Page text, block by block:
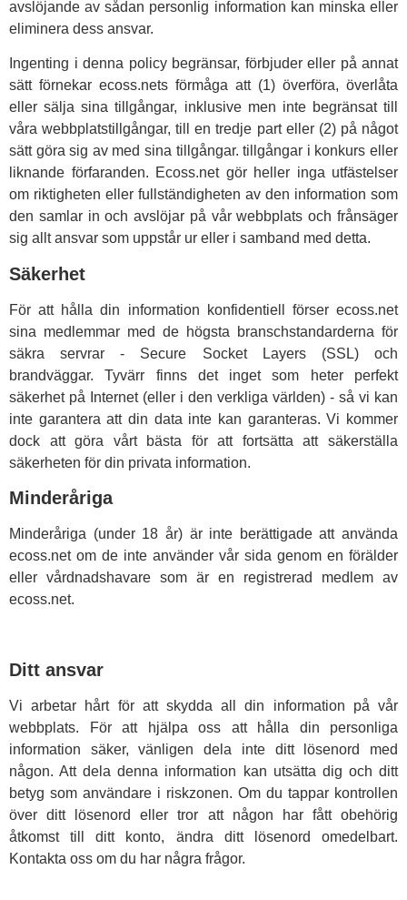
avslöjande av sådan personlig information kan minska eller
eliminera dess ansvar.
Ingenting i denna policy begränsar, förbjuder eller på annat
sätt förnekar ecoss.nets förmåga att (1) överföra, överlåta
eller sälja sina tillgångar, inklusive men inte begränsat till
våra webbplatstillgångar, till en tredje part eller (2) på något
sätt göra sig av med sina tillgångar. tillgångar i konkurs eller
liknande förfaranden. Ecoss.net gör heller inga utfästelser
om riktigheten eller fullständigheten av den information som
den samlar in och avslöjar på vår webbplats och frånsäger
sig allt ansvar som uppstår ur eller i samband med detta.
Säkerhet
För att hålla din information konfidentiell förser ecoss.net
sina medlemmar med de högsta branschstandarderna för
säkra servrar - Secure Socket Layers (SSL) och
brandväggar. Tyvärr finns det inget som heter perfekt
säkerhet på Internet (eller i den verkliga världen) - så vi kan
inte garantera att din data inte kan garanteras. Vi kommer
dock att göra vårt bästa för att fortsätta att säkerställa
säkerheten för din privata information.
Minderåriga
Minderåriga (under 18 år) är inte berättigade att använda
ecoss.net om de inte använder vår sida genom en förälder
eller vårdnadshavare som är en registrerad medlem av
ecoss.net.
Ditt ansvar
Vi arbetar hårt för att skydda all din information på vår
webbplats. För att hjälpa oss att hålla din personliga
information säker, vänligen dela inte ditt lösenord med
någon. Att dela denna information kan utsätta dig och ditt
betyg som användare i riskzonen. Om du tappar kontrollen
över ditt lösenord eller tror att någon har fått obehörig
åtkomst till ditt konto, ändra ditt lösenord omedelbart.
Kontakta oss om du har några frågor.